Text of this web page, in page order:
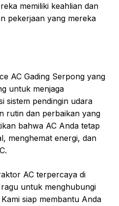
memiliki keahlian dan
pekerjaan yang mereka
AC Gading Serpong yang
untuk menjaga
sistem pendingin udara
rutin dan perbaikan yang
bahwa AC Anda tetap
menghemat energi, dan
AC terpercaya di
untuk menghubungi
Kami siap membantu Anda